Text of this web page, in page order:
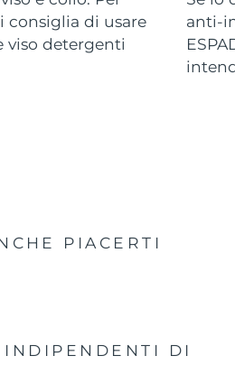
consiglia di usare
viso detergenti
anti-
PIACERTI
DI